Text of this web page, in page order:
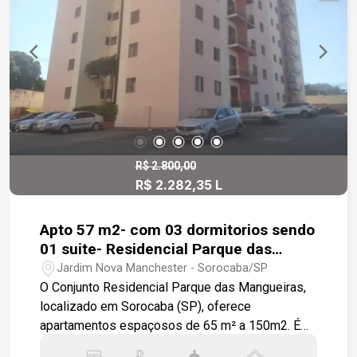
momentos especiais aos finais de semana. Com
acabamento de primeira qualidade, esta
residência oferece uma oportunidade ainda mais
rara dentro desse padrão por ser totalmente
térrea, trazendo praticidade, acessibilidade e
conforto em todos os ambientes. A casa dispõe
ainda de lavanderia com armários modulados,
corredor lateral com acesso independente à área
de serviço e quatro vagas de garagem, sendo
duas cobertas e fechadas.
R$ 2.800,00
R$ 2.282,35 L
Apto 57 m2- com 03 dormitorios sendo
01 suite- Residencial Parque das
Mangueiras
Jardim Nova Manchester - Sorocaba/SP
O Conjunto Residencial Parque das Mangueiras,
localizado em Sorocaba (SP), oferece
apartamentos espaçosos de 65 m² a 150m2. É